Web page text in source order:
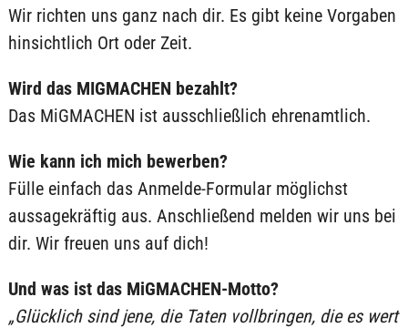
Wir richten uns ganz nach dir. Es gibt keine Vorgaben
hinsichtlich Ort oder Zeit.
Wird das MIGMACHEN bezahlt?
Das MiGMACHEN ist ausschließlich ehrenamtlich.
Wie kann ich mich bewerben?
Fülle einfach das Anmelde-Formular möglichst
aussagekräftig aus. Anschließend melden wir uns bei
dir. Wir freuen uns auf dich!
Und was ist das MiGMACHEN-Motto?
„Glücklich sind jene, die Taten vollbringen, die es wert